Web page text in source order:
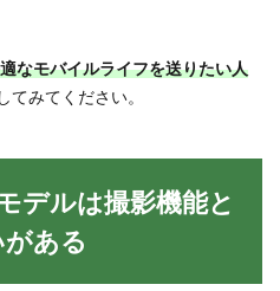
なモバイルライフを送りたい人
みてください。
デルは撮影機能と
ある